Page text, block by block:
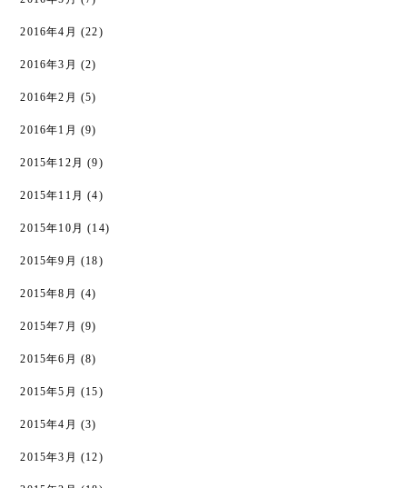
2016年4月 (22)
2016年3月 (2)
2016年2月 (5)
2016年1月 (9)
2015年12月 (9)
2015年11月 (4)
2015年10月 (14)
2015年9月 (18)
2015年8月 (4)
2015年7月 (9)
2015年6月 (8)
2015年5月 (15)
2015年4月 (3)
2015年3月 (12)